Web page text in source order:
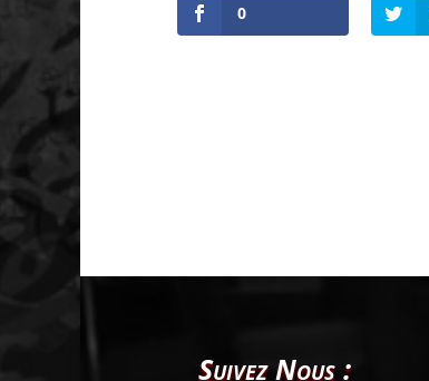
0
Suivez Nous :